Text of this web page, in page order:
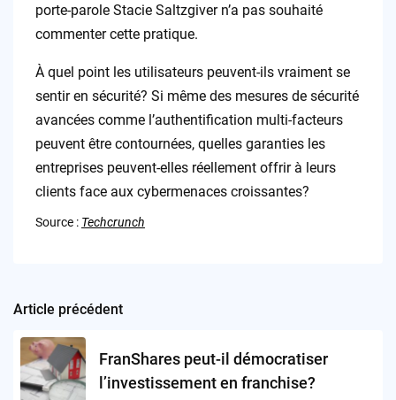
porte-parole Stacie Saltzgiver n’a pas souhaité
commenter cette pratique.
À quel point les utilisateurs peuvent-ils vraiment se
sentir en sécurité? Si même des mesures de sécurité
avancées comme l’authentification multi-facteurs
peuvent être contournées, quelles garanties les
entreprises peuvent-elles réellement offrir à leurs
clients face aux cybermenaces croissantes?
Source : Techcrunch
Post
navigation
Article précédent
FranShares peut-il démocratiser
l’investissement en franchise?